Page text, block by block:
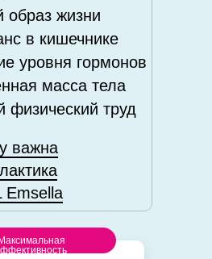
физический труд
масса тела
уровня гормонов
в кишечнике
образ жизни
важна
Emsella
Максимальная